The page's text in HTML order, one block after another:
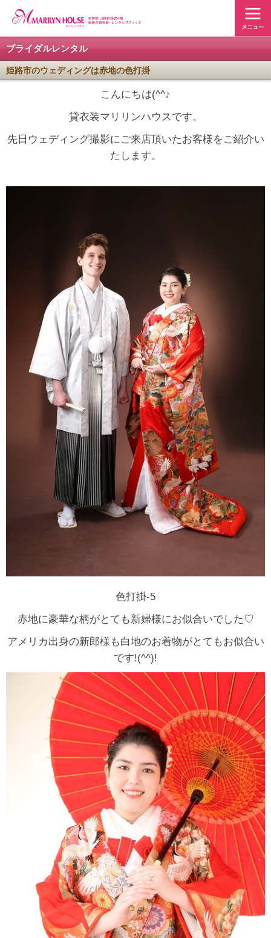
ブライダルレンタル
姫路市のウェディングは赤地の色打掛
こんにちは(^^♪
貸衣装マリリンハウスです。
先日ウェディング撮影にご来店頂いたお客様をご紹介い
たします。
色打掛-5
赤地に豪華な柄がとても新婦様にお似合いでした♡
アメリカ出身の新郎様も白地のお着物がとてもお似合い
です!(^^)!